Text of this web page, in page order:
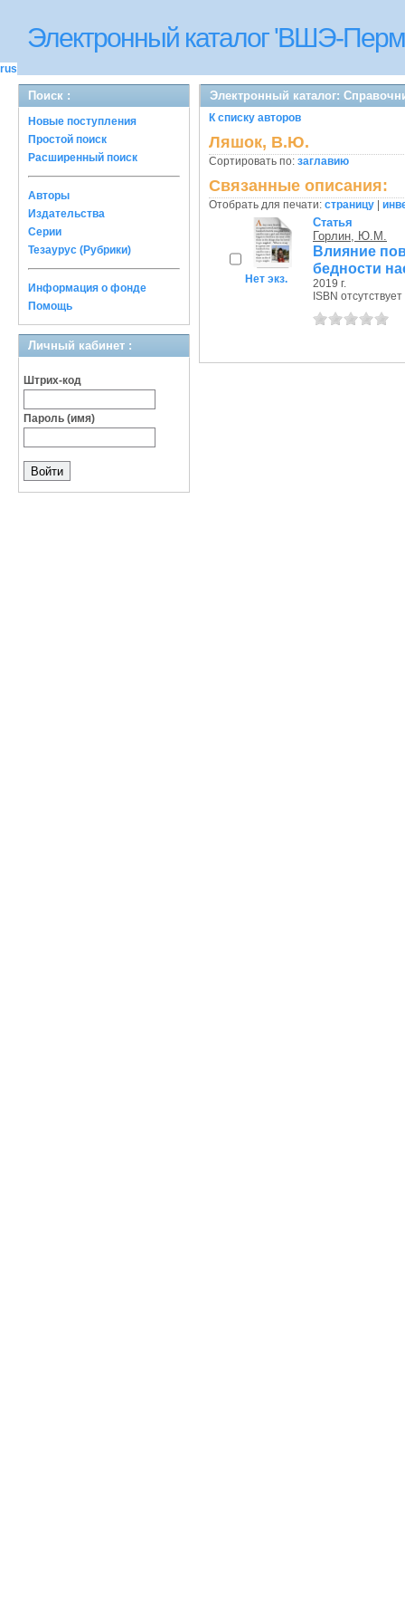
Электронный каталог 'ВШЭ-
rus
Поиск :
Новые поступления
Простой поиск
Расширенный поиск
Авторы
Издательства
Серии
Тезаурус (Рубрики)
Информация о фонде
Помощь
Личный кабинет :
Штрих-код
Пароль (имя)
Электронный каталог:
К списку авторов
Ляшок, В.Ю.
Сортировать по: заглавию
Связанные описания:
Отобрать для печати: страницу
Нет экз.
Статья
Горлин, Ю.М.
Влияние
бедности
2019 г.
ISBN отсутствует